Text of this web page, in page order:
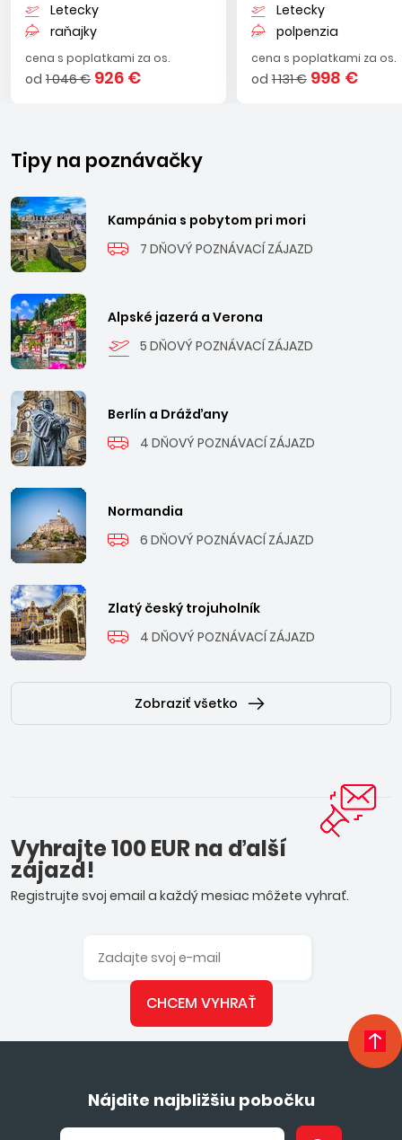
Letecky
raňajky
cena s poplatkami za os.
od 1 046 € 926 €
Letecky
polpenzia
cena s poplatkami za os.
od 1 131 € 998 €
Tipy na poznávačky
Kampánia s pobytom pri mori
7 DŇOVÝ POZNÁVACÍ ZÁJAZD
Alpské jazerá a Verona
5 DŇOVÝ POZNÁVACÍ ZÁJAZD
Berlín a Drážďany
4 DŇOVÝ POZNÁVACÍ ZÁJAZD
Normandia
6 DŇOVÝ POZNÁVACÍ ZÁJAZD
Zlatý český trojuholník
4 DŇOVÝ POZNÁVACÍ ZÁJAZD
Zobraziť všetko
Vyhrajte 100 EUR na ďalší
zájazd!
Registrujte svoj email a každý mesiac môžete vyhrať.
CHCEM VYHRAŤ
Nájdite najbližšiu pobočku